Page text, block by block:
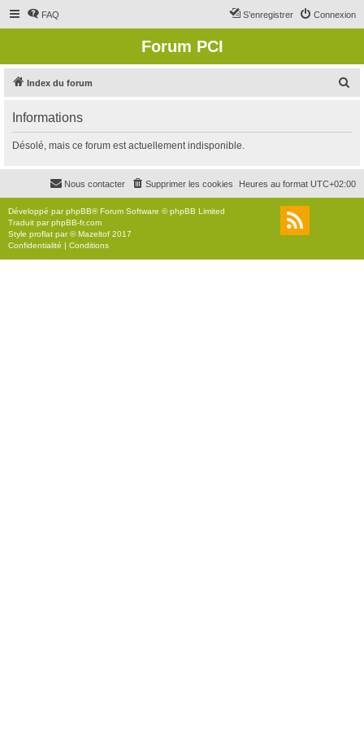
FAQ Connexion
S’enregistrer
Forum PCI
Index du forum
r
c
r
Informations
Désolé, mais ce forum est actuellement indisponible.
Heures au format UTC+02:00
Supprimer les cookies
Nous contacter
Développé parphpBB® Forum Software © phpBB Limited
Traduit parphpBB-fr.com
Style proflat par ©Mazeltof 2017
Confidentialité | Conditions